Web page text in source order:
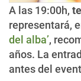
A las 19:00h,
representará,
del alba’,
años. La
antes del